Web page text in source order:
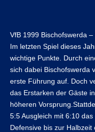
VfB 1999 Bischofswerda
Im letzten Spiel dieses
wichtige Punkte. Durch
sich dabei Bischofswerda
erste Führung auf. Doch
das Erstarken der Gäste
höheren
5:5 Ausgleich mit 6:10
Defensive bis zur